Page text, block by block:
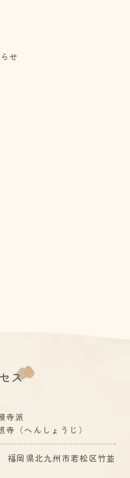
せ
ス
寺派
（へんしょうじ）
福岡県北九州市若松区竹並